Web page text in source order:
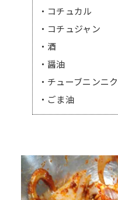
・コチュカ
・コチュジャ
・酒 小
・醤油
・チューブニン
・ごま油